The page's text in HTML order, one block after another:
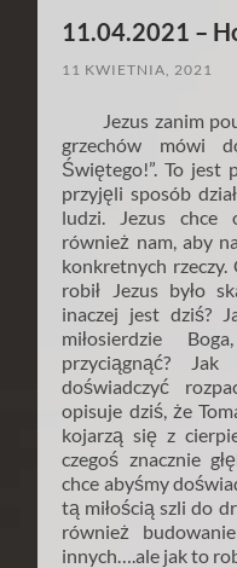
11.04.2021 –
11 KWIETNIA, 2021
Jezus zanim
grzechów mówi
Świętego!”. To jest
przyjęli sposób
ludzi. Jezus chce
również nam, aby
konkretnych rzeczy.
robił Jezus było
inaczej jest dziś?
miłosierdzie
przyciągnąć?
doświadczyć
opisuje dziś, że
kojarzą się z
czegoś znacznie
chce abyśmy
tą miłością szli do
również
innych….ale jak to